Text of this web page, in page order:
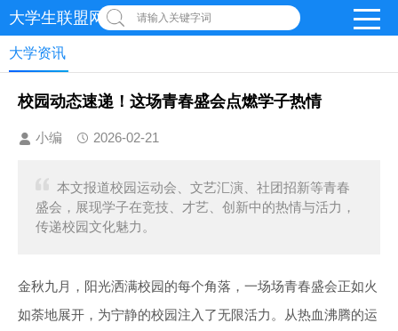
大学生联盟网-首页请输入关键字词
大学资讯
校园动态速递！这场青春盛会点燃学子热情
小编 2026-02-21
本文报道校园运动会、文艺汇演、社团招新等青春
盛会，展现学子在竞技、才艺、创新中的热情与活力，
传递校园文化魅力。
金秋九月，阳光洒满校园的每个角落，一场场青春盛会正如火
如荼地展开，为宁静的校园注入了无限活力。从热血沸腾的运